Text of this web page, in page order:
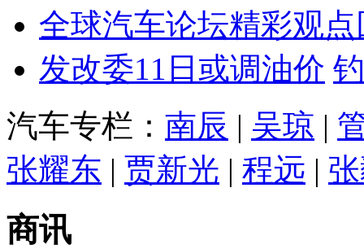
全球汽车论坛精彩观点
发改委11日或调油价
汽车专栏： 南辰 | 吴琼 |
张耀东 | 贾新光 | 程远 |
商讯